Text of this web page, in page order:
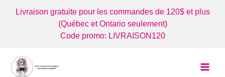
Livraison gratuite pour les commandes de 120$ et plus
(Québec et Ontario seulement)
Code promo: LIVRAISON120